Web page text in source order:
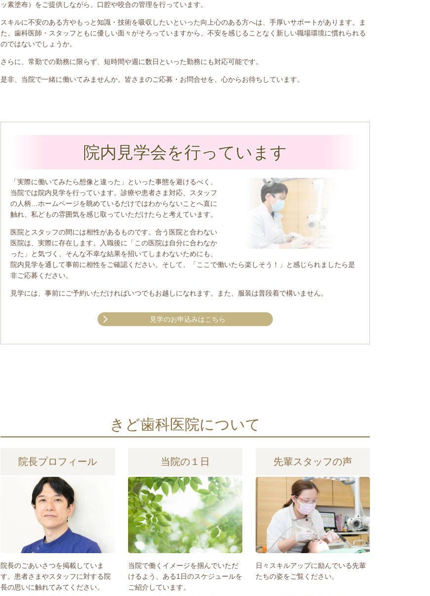
ッ素塗布）をご提供しながら、口腔や咬合の管理を行っています。
スキルに不安のある方やもっと知識・技術を吸収したいといった向上心のある方へは、手厚いサポートがあります。ま
た、歯科医師・スタッフともに優しい面々がそろっていますから、不安を感じることなく新しい職場環境に慣れられる
のではないでしょうか。
さらに、常勤での勤務に限らず、短時間や週に数日といった勤務にも対応可能です。
是非、当院で一緒に働いてみませんか。皆さまのご応募・お問合せを、心からお待ちしています。
院内見学会を行っています
「実際に働いてみたら想像と違った」といった事態を避けるべく、
当院では院内見学を行っています。診療や患者さま対応、スタッフ
の人柄…ホームページを眺めているだけではわからないことへ直に
触れ、私どもの雰囲気を感じ取っていただけたらと考えています。
医院とスタッフの間には相性があるものです。合う医院と合わない
医院は、実際に存在します。
入職後に「この医院は自分に合わなか
った」と気づく、そんな不幸な結果を招いてしまわないためにも、
院内見学を通して事前に相性をご確認ください。そして、「ここで働いたら楽しそう！」と感じられましたら是
非ご応募ください。
見学には、事前にご予約いただければいつでもお越しになれます。また、服装は普段着で構いません。
見学のお申込みはこちら
きど歯科医院について
院長プロフィール
院長のごあいさつを掲載していま
す。患者さまやスタッフに対する院
長の思いに触れてみてください。
当院の１日
当院で働くイメージを掴んでいただ
けるよう、ある1日のスケジュールを
ご紹介しています。
先輩スタッフの声
日々スキルアップに励んでいる先輩
たちの姿をご覧ください。